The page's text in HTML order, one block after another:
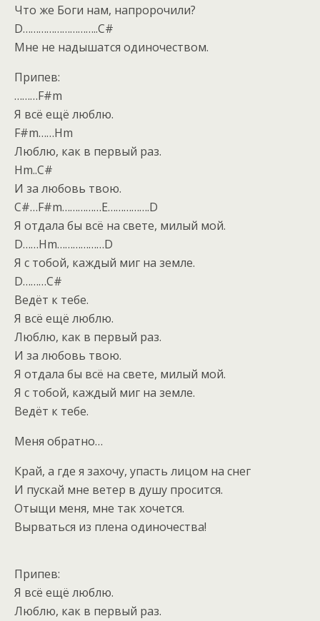
Что же Боги нам, напророчили?
D………………………..C#
Мне не надышатся одиночеством.
Припев:
………F#m
Я всё ещё люблю.
F#m……Hm
Люблю, как в первый раз.
Hm..C#
И за любовь твою.
C#…F#m……………E…………….D
Я отдала бы всё на свете, милый мой.
D……Hm………………D
Я с тобой, каждый миг на земле.
D………C#
Ведёт к тебе.
Я всё ещё люблю.
Люблю, как в первый раз.
И за любовь твою.
Я отдала бы всё на свете, милый мой.
Я с тобой, каждый миг на земле.
Ведёт к тебе.
Меня обратно…
Край, а где я захочу, упасть лицом на снег
И пускай мне ветер в душу просится.
Отыщи меня, мне так хочется.
Вырваться из плена одиночества!
Припев:
Я всё ещё люблю.
Люблю, как в первый раз.